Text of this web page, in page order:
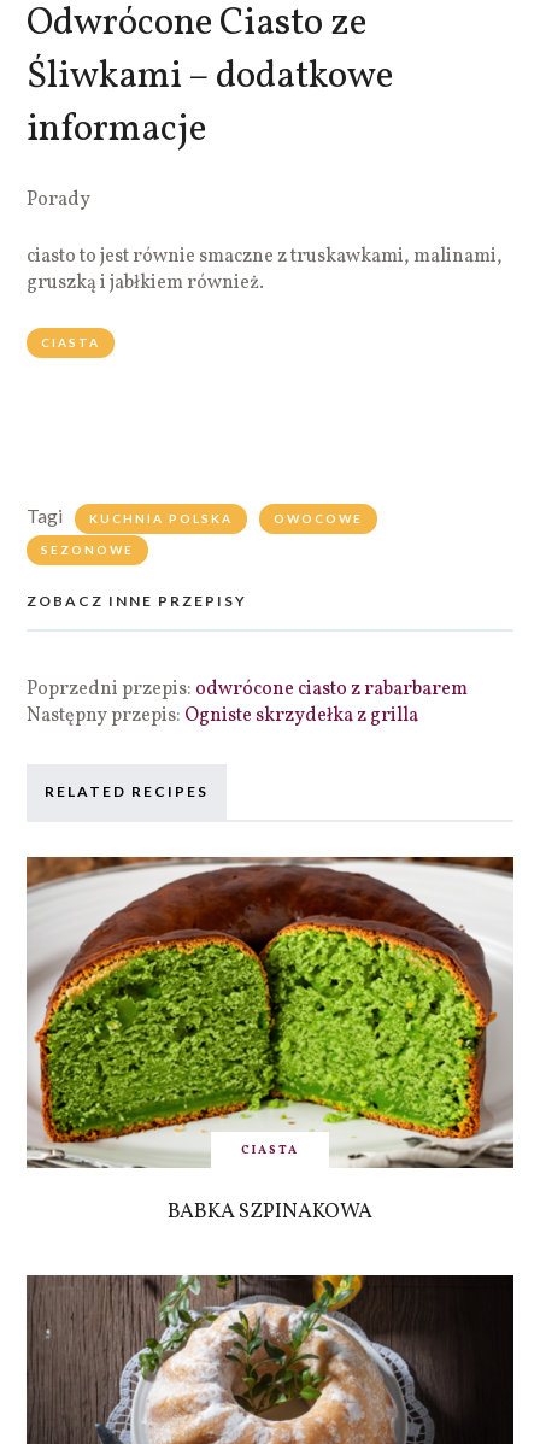
Odwrócone Ciasto ze
Śliwkami – dodatkowe
informacje
Porady
ciasto to jest równie smaczne z truskawkami, malinami,
gruszką i jabłkiem również.
CIASTA
Tagi KUCHNIA POLSKA OWOCOWE
SEZONOWE
ZOBACZ INNE PRZEPISY
Poprzedni przepis: odwrócone ciasto z rabarbarem
Następny przepis: Ogniste skrzydełka z grilla
RELATED RECIPES
CIASTA
BABKA SZPINAKOWA